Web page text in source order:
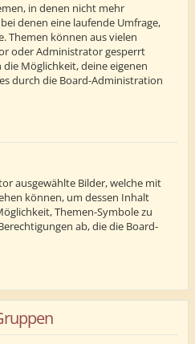
in denen nicht mehr
denen eine laufende Umfrage,
Themen können aus vielen
oder Administrator gesperrt
Möglichkeit, deine eigenen
durch die Board-Administration
ausgewählte Bilder, welche mit
können, um dessen Inhalt
Themen-Symbole zu
ab, die die Board-